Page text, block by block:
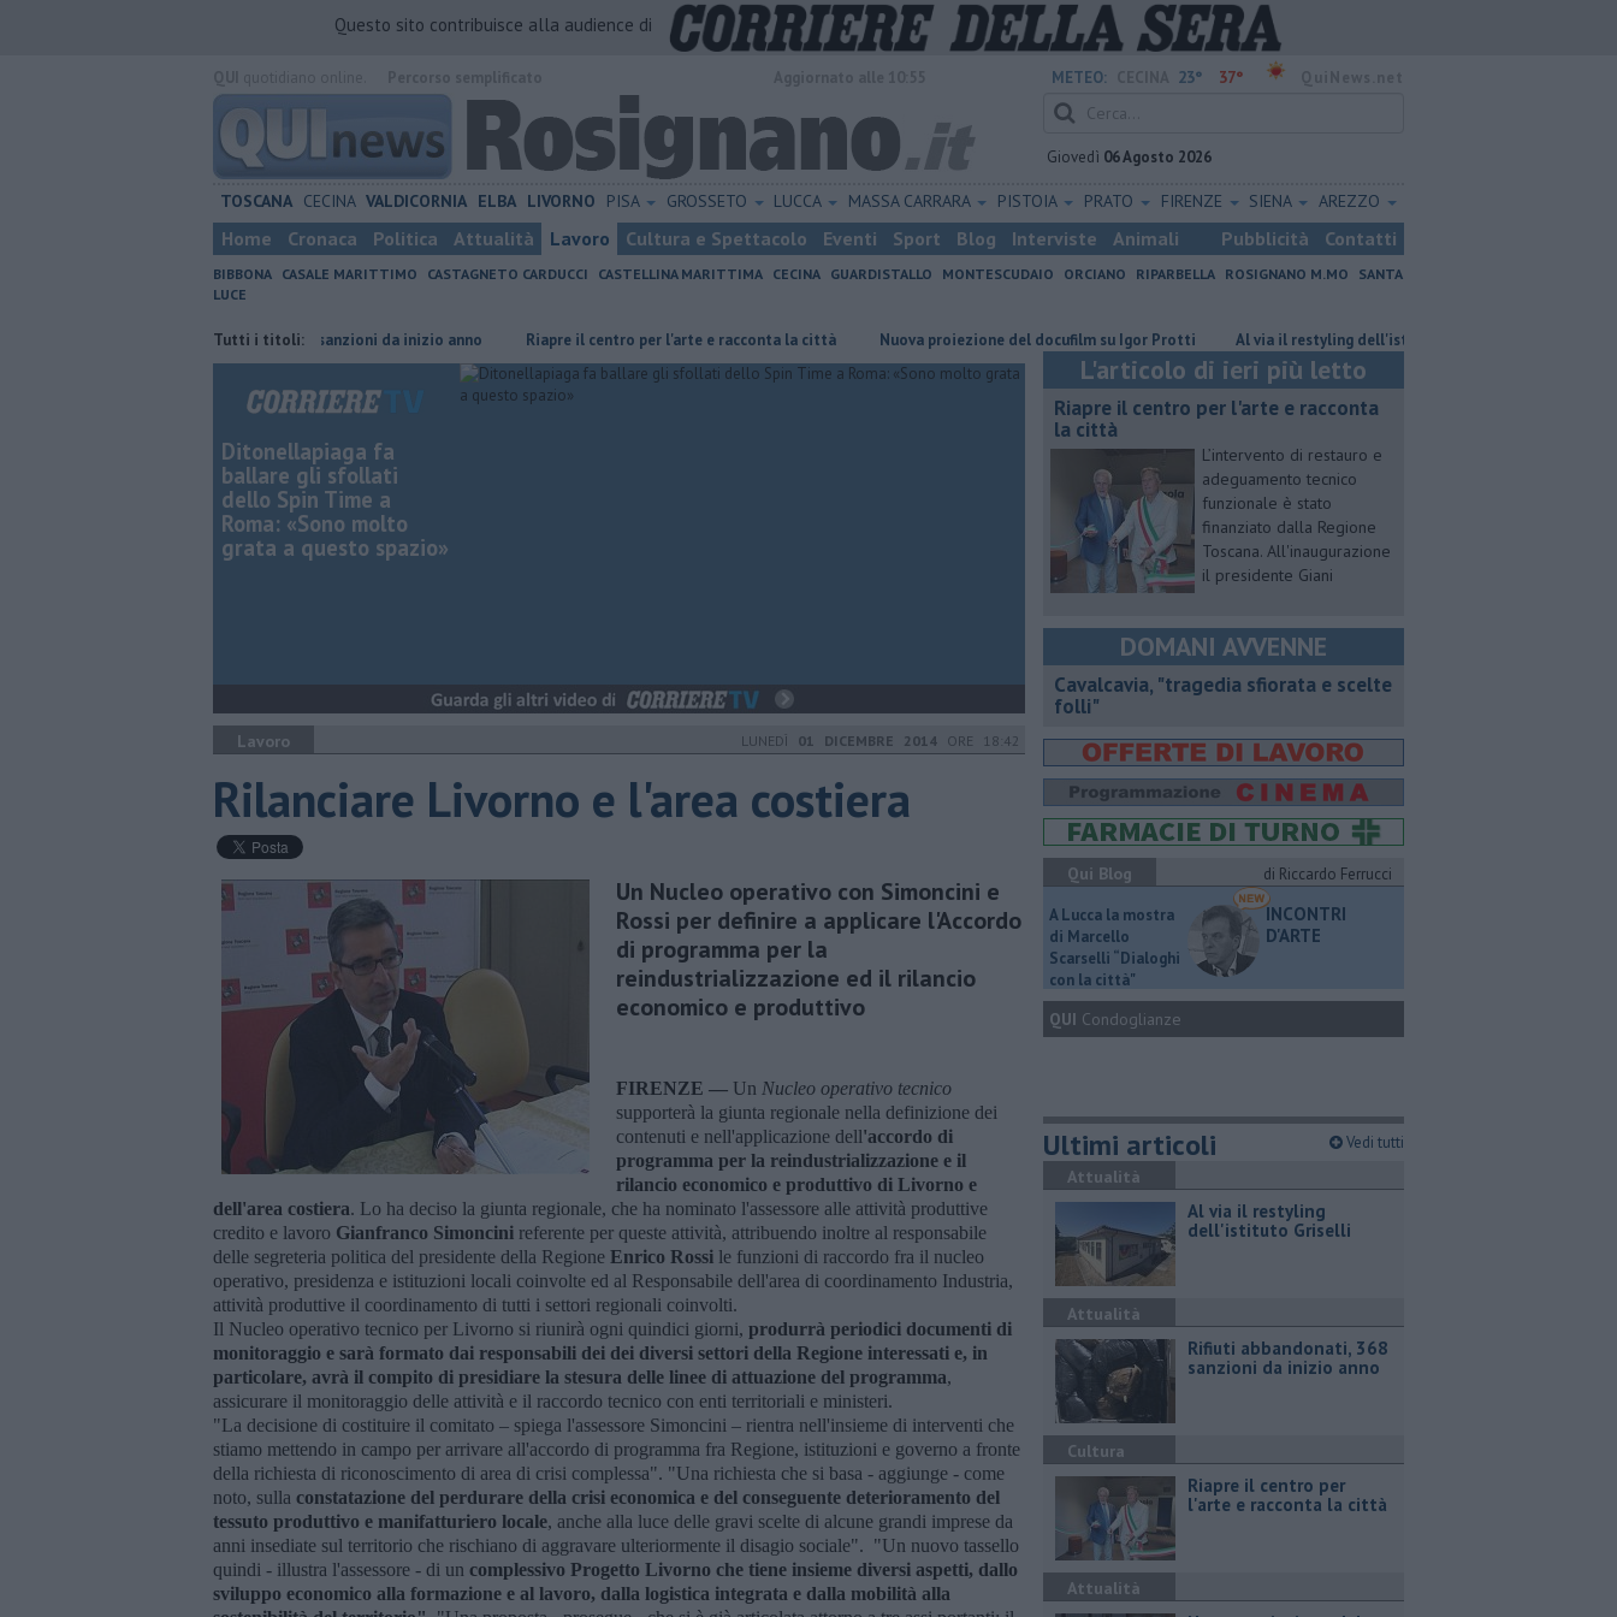
Questo sito contribuisce alla audience di
METEO: 23° 37°
Giovedì 06 Agosto 2026
TOSCANA CECINA VALDICORNIA ELBA LIVORNO PISA GROSSETO LUCCA MASSA CARRARA PISTOIA PRATO FIRENZE SIENA AREZZO
Home Cronaca Politica Attualità Lavoro Cultura e Spettacolo Eventi Sport Blog Interviste Animali Pubblicità Contatti
BIBBONA CASALE MARITTIMO CASTAGNETO CARDUCCI CASTELLINA MARITTIMA CECINA GUARDISTALLO MONTESCUDAIO ORCIANO RIPARBELLA ROSIGNANO M.MO
SANTA
LUCE
Tutti i titoli:
Rifiuti abbandonati, 368 sanzioni da inizio anno Riapre il centro per l'arte e racconta la città Nuova proiezione del docufilm su Igor Protti Al via il restyling dell'istituto Griselli
Ditonellapiaga fa
ballare gli sfollati
dello Spin Time a
Roma: «Sono molto
grata a questo spazio»
Lavoro LUNEDÌ 01 DICEMBRE 2014 ORE 18:42
Rilanciare Livorno e l'area costiera
Un Nucleo operativo con Simoncini e
Rossi per definire a applicare l'Accordo
di programma per la
reindustrializzazione ed il rilancio
economico e produttivo
FIRENZE — Un Nucleo operativo tecnico
supporterà la giunta regionale nella definizione dei
contenuti e nell'applicazione dell'accordo di
programma per la reindustrializzazione e il
rilancio economico e produttivo di Livorno e
dell'area costiera. Lo ha deciso la giunta regionale, che ha nominato l'assessore alle attività produttive
credito e lavoro Gianfranco Simoncini referente per queste attività, attribuendo inoltre al responsabile
delle segreteria politica del presidente della Regione Enrico Rossi le funzioni di raccordo fra il nucleo
operativo, presidenza e istituzioni locali coinvolte ed al Responsabile dell'area di coordinamento Industria,
attività produttive il coordinamento di tutti i settori regionali coinvolti.
Il Nucleo operativo tecnico per Livorno si riunirà ogni quindici giorni, produrrà periodici documenti di
monitoraggio e sarà formato dai responsabili dei dei diversi settori della Regione interessati e, in
particolare, avrà il compito di presidiare la stesura delle linee di attuazione del programma,
assicurare il monitoraggio delle attività e il raccordo tecnico con enti territoriali e ministeri.
"La decisione di costituire il comitato – spiega l'assessore Simoncini – rientra nell'insieme di interventi che
stiamo mettendo in campo per arrivare all'accordo di programma fra Regione, istituzioni e governo a fronte
della richiesta di riconoscimento di area di crisi complessa". "Una richiesta che si basa - aggiunge - come
noto, sulla constatazione del perdurare della crisi economica e del conseguente deterioramento del
tessuto produttivo e manifatturiero locale, anche alla luce delle gravi scelte di alcune grandi imprese da
anni insediate sul territorio che rischiano di aggravare ulteriormente il disagio sociale". "Un nuovo tassello
quindi - illustra l'assessore - di un complessivo Progetto Livorno che tiene insieme diversi aspetti, dallo
sviluppo economico alla formazione e al lavoro, dalla logistica integrata e dalla mobilità alla
L'articolo di ieri più letto
Riapre il centro per l'arte e racconta
la città
L’intervento di restauro e
adeguamento tecnico
funzionale è stato
finanziato dalla Regione
Toscana. All'inaugurazione
il presidente Giani
DOMANI AVVENNE
Cavalcavia, "tragedia sfiorata e scelte
folli"
Qui Blog
di Riccardo Ferrucci
A Lucca la mostra
di Marcello
Scarselli “Dialoghi
con la città"
INCONTRI
D'ARTE
QUI Condoglianze
Ultimi articoli Vedi tutti
Attualità
Al via il restyling
dell'istituto Griselli
Attualità
Rifiuti abbandonati, 368
sanzioni da inizio anno
Cultura
Riapre il centro per
l'arte e racconta la città
Attualità